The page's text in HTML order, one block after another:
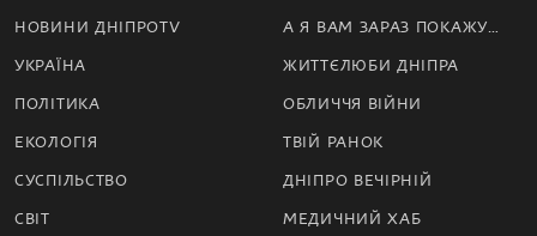
НОВИНИ ДНІПРОTV
УКРАЇНА
ПОЛІТИКА
ЕКОЛОГІЯ
СУСПІЛЬСТВО
СВІТ
А Я ВАМ ЗАРАЗ ПОКАЖУ…
ЖИТТЄЛЮБИ ДНІПРА
ОБЛИЧЧЯ ВІЙНИ
ТВІЙ РАНОК
ДНІПРО ВЕЧІРНІЙ
МЕДИЧНИЙ ХАБ